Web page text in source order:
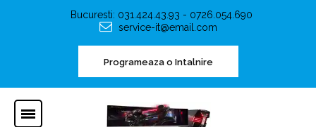
Bucuresti: 031.424.43.93 - 0726.054.690
service-it@email.com
Programeaza o Intalnire